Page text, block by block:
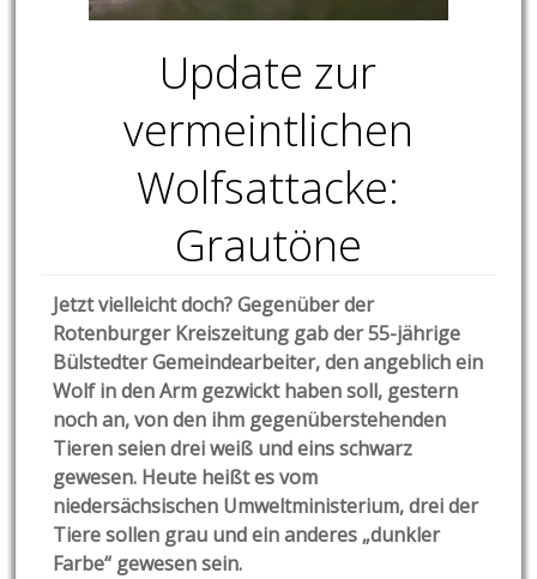
Update zur
vermeintlichen
Wolfsattacke:
Grautöne
Jetzt vielleicht doch? Gegenüber der
Rotenburger Kreiszeitung gab der 55-jährige
Bülstedter Gemeindearbeiter, den angeblich ein
Wolf in den Arm gezwickt haben soll, gestern
noch an, von den ihm gegenüberstehenden
Tieren seien drei weiß und eins schwarz
gewesen. Heute heißt es vom
niedersächsischen Umweltministerium, drei der
Tiere sollen grau und ein anderes „dunkler
Farbe“ gewesen sein.